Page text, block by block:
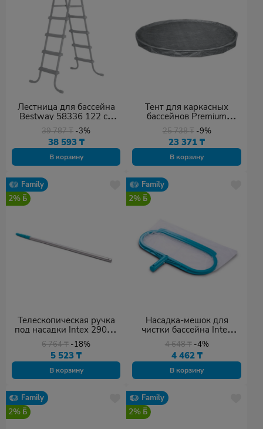
Лестница для бассейна
Bestway 58336 122 см
серый
39 787₸ -3%
38 593 ₸
В корзину
Тент для каркасных
бассейнов Premium
Bestway 58951 серый
25 738₸ -9%
23 371₸
В корзину
Family
2%
Телескопическая ручка
под насадки Intex 29054
239 см серебристый
6 764₸ -18%
5 523₸
В корзину
Family
2%
Насадка-мешок для
чистки бассейна Intex
29051 голубой
4 648₸ -4%
4 462 ₸
В корзину
Family
2%
Family
2%